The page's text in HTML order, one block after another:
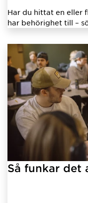
Har du hittat en eller
har behörighet till –
Så funkar det